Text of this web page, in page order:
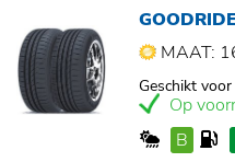
MAAT:
Geschikt
Op
B